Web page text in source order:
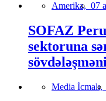
Amerika, 07
SOFAZ
sektoruna
Media İcmalı,